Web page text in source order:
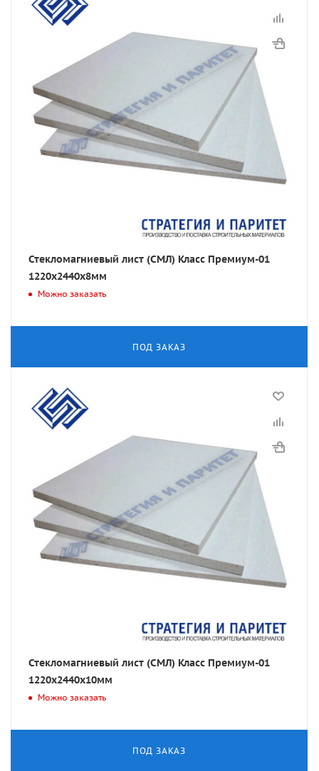
Стекломагниевый лист (СМЛ) Класс Премиум-01
1220х2440х8мм
Можно заказать
ПОД ЗАКАЗ
Стекломагниевый лист (СМЛ) Класс Премиум-01
1220х2440х10мм
Можно заказать
ПОД ЗАКАЗ